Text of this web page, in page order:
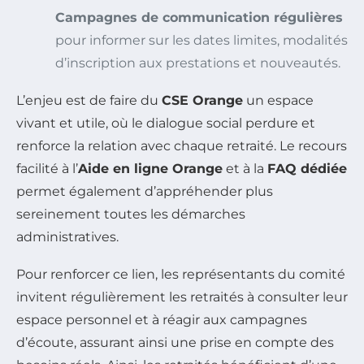
Campagnes de communication régulières
pour informer sur les dates limites, modalités
d’inscription aux prestations et nouveautés.
L’enjeu est de faire du CSE Orange un espace
vivant et utile, où le dialogue social perdure et
renforce la relation avec chaque retraité. Le recours
facilité à l’Aide en ligne Orange et à la FAQ dédiée
permet également d’appréhender plus
sereinement toutes les démarches
administratives.
Pour renforcer ce lien, les représentants du comité
invitent régulièrement les retraités à consulter leur
espace personnel et à réagir aux campagnes
d’écoute, assurant ainsi une prise en compte des